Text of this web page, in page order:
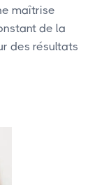
maîtrise
de la
des résultats